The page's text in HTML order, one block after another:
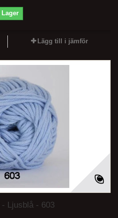
I Lager
Lägg till i jämför
Ljusblå - 603